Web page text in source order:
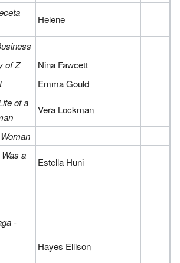
Helene
of Z
Nina Fawcett
Emma Gould
of a
Vera Lockman
a
Estella Huni
-
Hayes Ellison